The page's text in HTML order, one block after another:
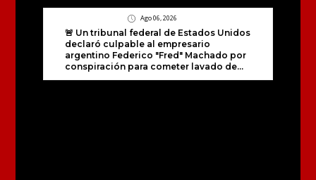
Ago 06, 2026
🚨 Un tribunal federal de Estados Unidos
declaró culpable al empresario
argentino Federico "Fred" Machado por
conspiración para cometer lavado de...